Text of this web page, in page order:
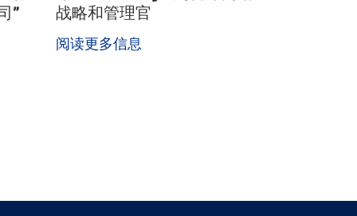
”
战略和管理官
阅读更多信息